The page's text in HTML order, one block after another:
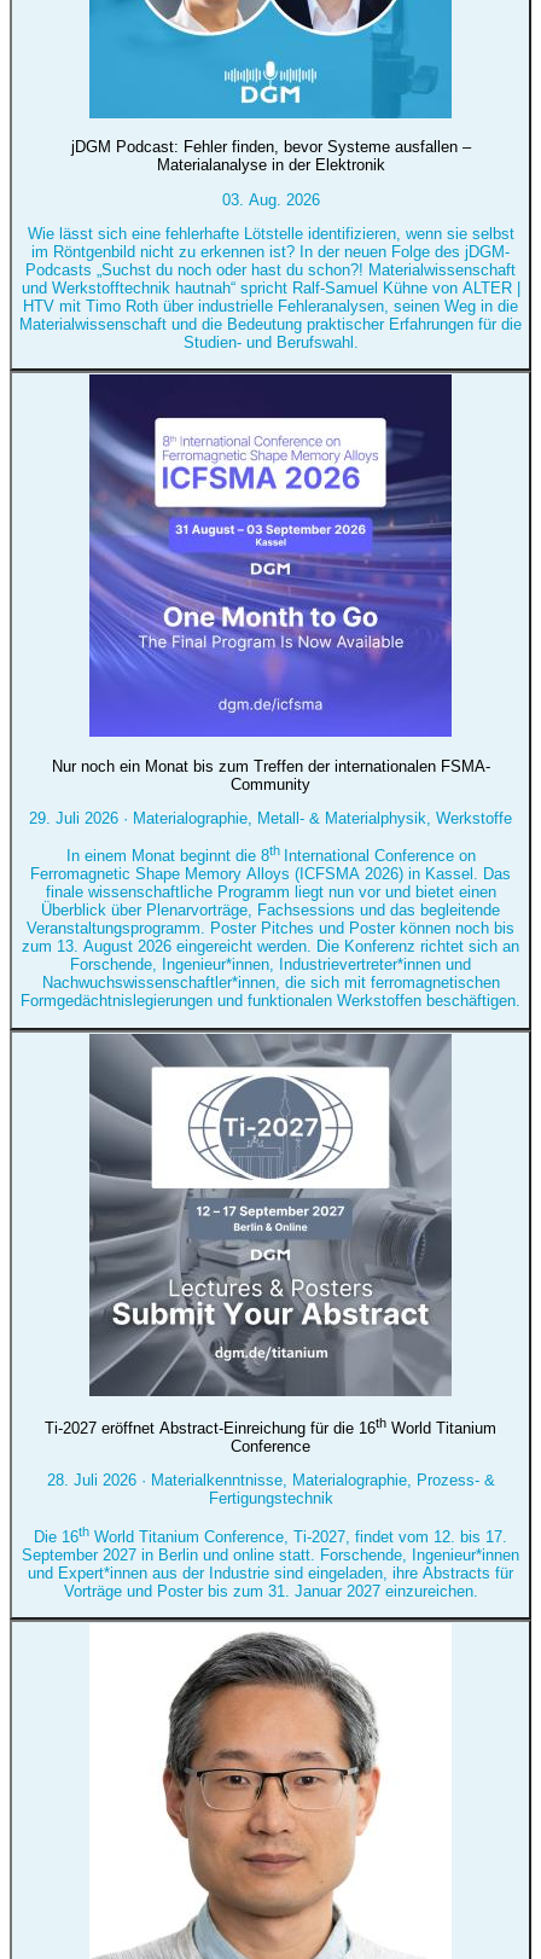
jDGM Podcast: Fehler finden, bevor Systeme ausfallen –
Materialanalyse in der Elektronik
03. Aug. 2026
Wie lässt sich eine fehlerhafte Lötstelle identifizieren, wenn sie selbst
im Röntgenbild nicht zu erkennen ist? In der neuen Folge des jDGM-
Podcasts „Suchst du noch oder hast du schon?! Materialwissenschaft
und Werkstofftechnik hautnah“ spricht Ralf-Samuel Kühne von ALTER |
HTV mit Timo Roth über industrielle Fehleranalysen, seinen Weg in die
Materialwissenschaft und die Bedeutung praktischer Erfahrungen für die
Studien- und Berufswahl.
Nur noch ein Monat bis zum Treffen der internationalen FSMA-
Community
29. Juli 2026 · Materialographie, Metall- & Materialphysik, Werkstoffe
In einem Monat beginnt die 8th International Conference on
Ferromagnetic Shape Memory Alloys (ICFSMA 2026) in Kassel. Das
finale wissenschaftliche Programm liegt nun vor und bietet einen
Überblick über Plenarvorträge, Fachsessions und das begleitende
Veranstaltungsprogramm. Poster Pitches und Poster können noch bis
zum 13. August 2026 eingereicht werden. Die Konferenz richtet sich an
Forschende, Ingenieur*innen, Industrievertreter*innen und
Nachwuchswissenschaftler*innen, die sich mit ferromagnetischen
Formgedächtnislegierungen und funktionalen Werkstoffen beschäftigen.
Ti-2027 eröffnet Abstract-Einreichung für die 16th World Titanium
Conference
28. Juli 2026· Materialkenntnisse, Materialographie, Prozess- &
Fertigungstechnik
Die 16th World Titanium Conference, Ti-2027, findet vom 12. bis 17.
September 2027 in Berlin und online statt. Forschende, Ingenieur*innen
und Expert*innen aus der Industrie sind eingeladen, ihre Abstracts für
Vorträge und Poster bis zum 31. Januar 2027 einzureichen.